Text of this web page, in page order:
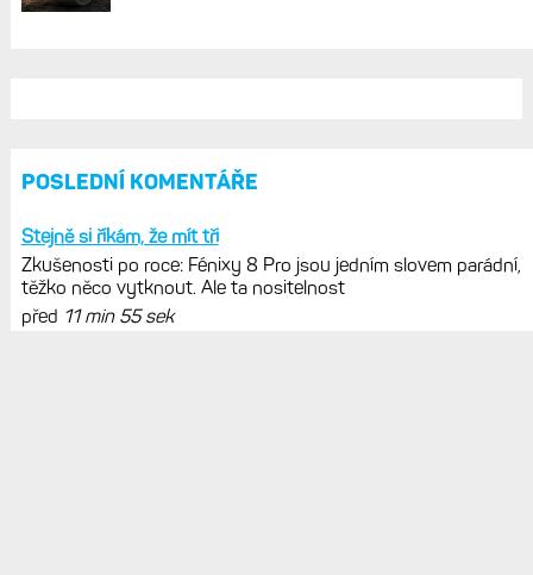
Model Fénix 9 ve třech variantách.
Základ, Pro a inReach. Přijde i menší
verze 43 mm a také solární MIP